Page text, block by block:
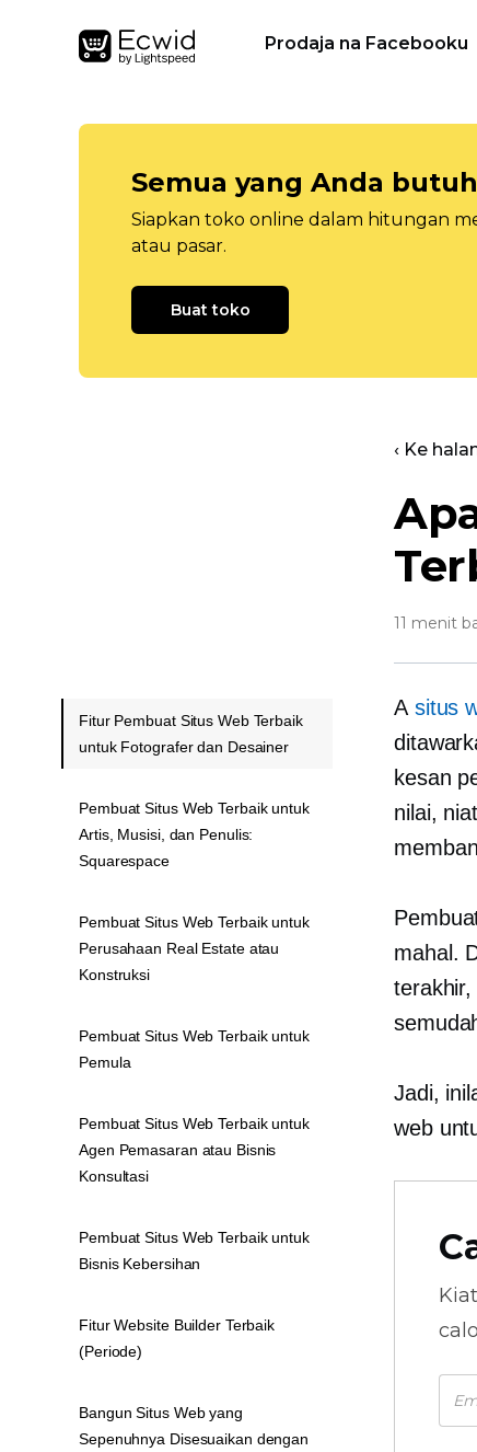
Prodaja na Facebooku
Semua yang Anda
Siapkan toko online dalam hitungan
atau pasar.
Buat toko
‹ Ke
11 menit
A situs
kesan
nilai,
mahal.
Jadi,
web
Fitur Pembuat Situs Web Terbaik
untuk Fotografer dan Desainer
Pembuat Situs Web Terbaik untuk
Artis, Musisi, dan Penulis:
Squarespace
Pembuat Situs Web Terbaik untuk
Perusahaan Real Estate atau
Konstruksi
Pembuat Situs Web Terbaik untuk
Pemula
Pembuat Situs Web Terbaik untuk
Agen Pemasaran atau Bisnis
Konsultasi
Pembuat Situs Web Terbaik untuk
Bisnis Kebersihan
Fitur Website Builder Terbaik
(Periode)
Bangun Situs Web yang
Sepenuhnya Disesuaikan dengan